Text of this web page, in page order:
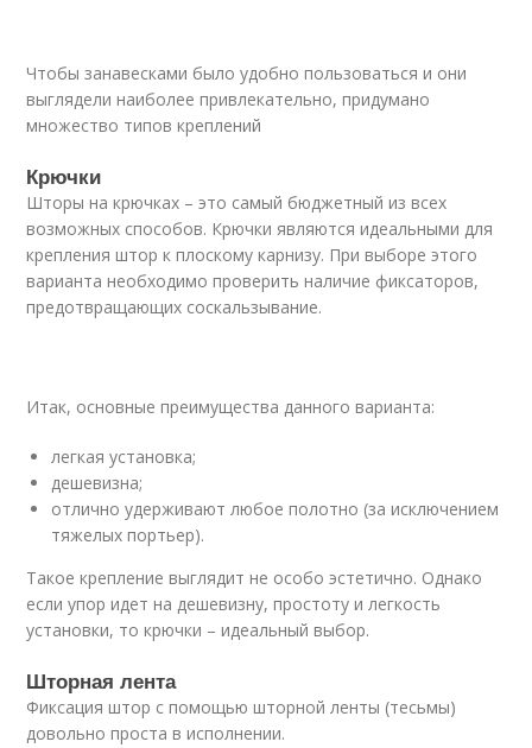
Чтобы занавесками было удобно пользоваться и они
выглядели наиболее привлекательно, придумано
множество типов креплений
Крючки
Шторы на крючках – это самый бюджетный из всех
возможных способов. Крючки являются идеальными для
крепления штор к плоскому карнизу. При выборе этого
варианта необходимо проверить наличие фиксаторов,
предотвращающих соскальзывание.
Итак, основные преимущества данного варианта:
легкая установка;
дешевизна;
отлично удерживают любое полотно (за исключением
тяжелых портьер).
Такое крепление выглядит не особо эстетично. Однако
если упор идет на дешевизну, простоту и легкость
установки, то крючки – идеальный выбор.
Шторная лента
Фиксация штор с помощью шторной ленты (тесьмы)
довольно проста в исполнении.